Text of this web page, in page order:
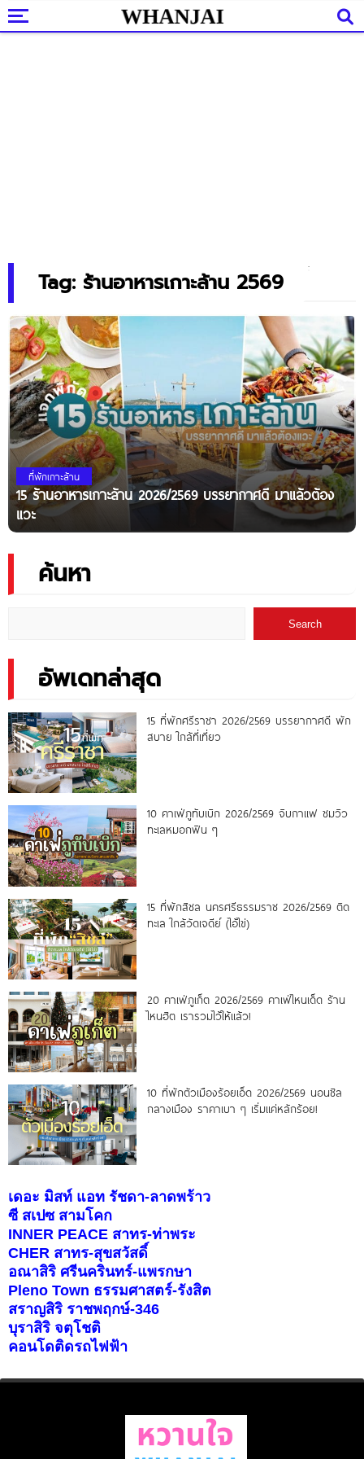
Tag: ร้านอาหารเกาะล้าน 2569
ที่พักเกาะล้าน
15 ร้านอาหารเกาะล้าน 2026/2569 บรรยากาศดี มาแล้วต้อง
แวะ
ค้นหา
Search
อัพเดทล่าสุด
15 ที่พักศรีราชา 2026/2569 บรรยากาศดี พัก
สบาย ใกล้ที่เที่ยว
10 คาเฟ่ภูทับเบิก 2026/2569 จิบกาแฟ ชมวิว
ทะเลหมอกฟิน ๆ
15 ที่พักสิชล นครศรีธรรมราช 2026/2569 ติด
ทะเล ใกล้วัดเจดีย์ (ไอ้ไข่)
20 คาเฟ่ภูเก็ต 2026/2569 คาเฟ่ไหนเด็ด ร้าน
ไหนฮิต เรารวมไว้ให้แล้ว!
10 ที่พักตัวเมืองร้อยเอ็ด 2026/2569 นอนชิล
กลางเมือง ราคาเบา ๆ เริ่มแค่หลักร้อย!
เดอะ มิสท์ แอท รัชดา-ลาดพร้าว
ซี สเปซ สามโคก
INNER PEACE สาทร-ท่าพระ
CHER สาทร-สุขสวัสดิ์
อณาสิริ ศรีนครินทร์-แพรกษา
Pleno Town ธรรมศาสตร์-รังสิต
สราญสิริ ราชพฤกษ์-346
บุราสิริ จตุโชติ
คอนโดติดรถไฟฟ้า